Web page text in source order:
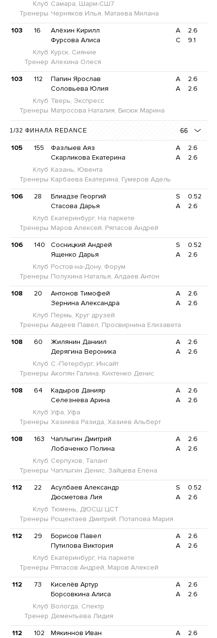
Клуб Самара, Шарм-СШ7
Тренеры Черняков Илья, Матаева Милана
103 16 Алёхин Кирилл A
2.6
Фурсова Алиса
C
9.1
Клуб Курск, Сияние
Тренер Алехина Олеся
103 112 Папин Ярослав A
2.6
Соловьева Юлия
A
2.6
Клуб Тверь, Экспресс
Тренеры Матросова Наталия, Бисюк Марина
1/32 ФИНАЛА REDANCE 66
105 155 Фазлыев Аяз A
2.6
Скарликова Екатерина
A
2.6
Клуб Казань, Ювента
Тренеры Карбаева Екатерина, Гумеров Адель
106 28 Блиадзе Георгий S
0.52
Стасова Дарья
A
2.6
Клуб Екатеринбург, На паркете
Тренеры Маров Алексей, Ряпасов Андрей
106 140 Сосницкий Андрей S
0.52
Ященко Дарья
A
2.6
Клуб Ростов-на-Дону, Форум
Тренеры Полухина Наталья, Алдаев Антон
108 20 Антонов Тимофей A
2.6
Зернина Александра
A
2.6
Клуб Пермь, Круг друзей
Тренеры Авдеев Павел, Просвирнина Елизавета
108 60 Жилянин Даниил A
2.6
Дерягина Вероника
A
2.6
Клуб С.-Петербург, Инсайт
Тренеры Акопян Галина, Кихтенко Денис
108 64 Кадыров Данияр A
2.6
Селезнева Арина
A
2.6
Клуб Уфа, Уфа
Тренеры Хазиева Разида, Хазиев Альберт
108 163 Чаплыгин Дмитрий A
2.6
Лобаченко Полина
A
2.6
Клуб Серпухов, Талант
Тренеры Чаплыгин Денис, Зайцева Елена
112 22 Асулбаев Александр S
0.52
Дюсметова Лия
A
2.6
Клуб Тюмень, ДЮСШ ЦСТ
Тренеры Рощектаев Дмитрий, Потапова Мария
112 29 Борисов Павел A
2.6
Путилова Виктория
A
2.6
Клуб Екатеринбург, На паркете
Тренеры Ряпасов Андрей, Маров Алексей
112 73 Киселёв Артур A
2.6
Борсовкина Алиса
A
2.6
Клуб Вологда, Спектр
Тренер Дементьева Лидия
112 102 Мякиннов Иван A
2.6